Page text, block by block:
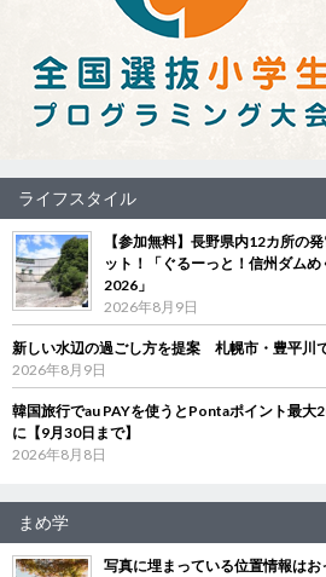
ライフスタイル
【参加無料】長野県内12カ所の
ット！「ぐるーっと！信州ダム
2026」
2026年8月9日
新しい水辺の過ごし方を提案 札幌市・豊平川
2026年8月9日
韓国旅行でau PAYを使うとPontaポイント最大
に【9月30日まで】
2026年8月8日
まめ学
写真に埋まっている位置情報は